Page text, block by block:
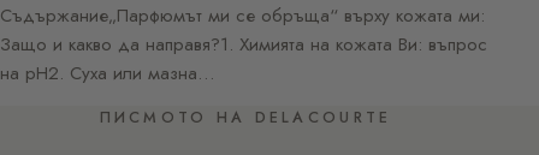
Съдържание„Парфюмът ми се обръща“ върху кожата ми:
Защо и какво да направя?1. Химията на кожата Ви: въпрос
на pH2. Суха или мазна…
ПИСМОТО НА DELACOURTE